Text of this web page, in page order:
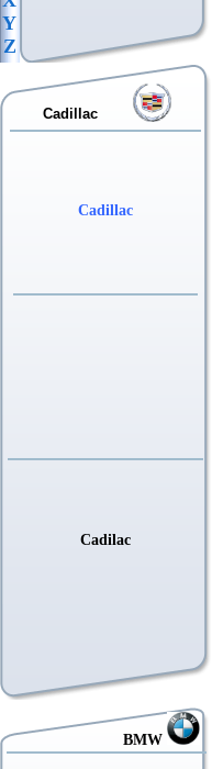
Y
Z
Cadillac
Cadillac
Cadilac
BMW